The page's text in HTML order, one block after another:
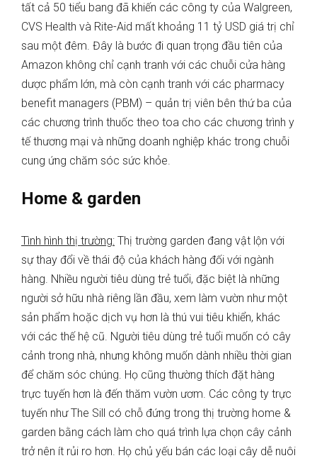
tất cả 50 tiểu bang đã khiến các công ty của Walgreen,
CVS Health và Rite-Aid mất khoảng 11 tỷ USD giá trị chỉ
sau một đêm. Đây là bước đi quan trọng đầu tiên của
Amazon không chỉ cạnh tranh với các chuỗi cửa hàng
dược phẩm lớn, mà còn cạnh tranh với các pharmacy
benefit managers (PBM) – quản trị viên bên thứ ba của
các chương trình thuốc theo toa cho các chương trình y
tế thương mại và những doanh nghiệp khác trong chuỗi
cung ứng chăm sóc sức khỏe.
Home & garden
Tình hình thị trường: Thị trường garden đang vật lộn với
sự thay đổi về thái độ của khách hàng đối với ngành
hàng. Nhiều người tiêu dùng trẻ tuổi, đặc biệt là những
người sở hữu nhà riêng lần đầu, xem làm vườn như một
sản phẩm hoặc dịch vụ hơn là thú vui tiêu khiển, khác
với các thế hệ cũ. Người tiêu dùng trẻ tuổi muốn có cây
cảnh trong nhà, nhưng không muốn dành nhiều thời gian
để chăm sóc chúng. Họ cũng thường thích đặt hàng
trực tuyến hơn là đến thăm vườn ươm. Các công ty trực
tuyến như The Sill có chỗ đứng trong thị trường home &
garden bằng cách làm cho quá trình lựa chọn cây cảnh
trở nên ít rủi ro hơn. Họ chủ yếu bán các loại cây dễ nuôi